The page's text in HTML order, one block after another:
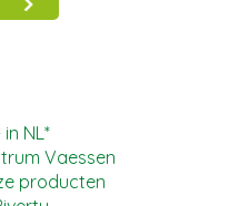
NL*
Vaessen
producten